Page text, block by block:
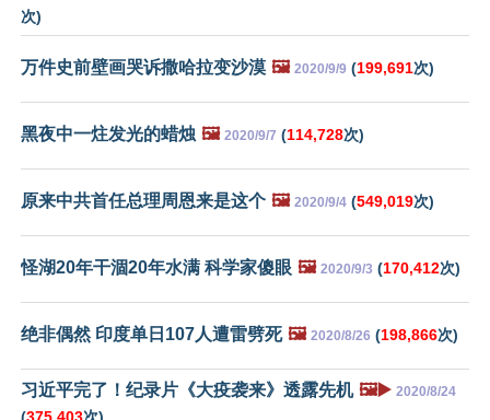
次)
万件史前壁画哭诉撒哈拉变沙漠 🖼️ 2020/9/9 (199,691次)
黑夜中一炷发光的蜡烛 🖼️ 2020/9/7 (114,728次)
原来中共首任总理周恩来是这个 🖼️ 2020/9/4 (549,019次)
怪湖20年干涸20年水满 科学家傻眼 🖼️ 2020/9/3 (170,412次)
绝非偶然 印度单日107人遭雷劈死 🖼️ 2020/8/26 (198,866次)
习近平完了！纪录片《大疫袭来》透露先机 🖼️▶️ 2020/8/24